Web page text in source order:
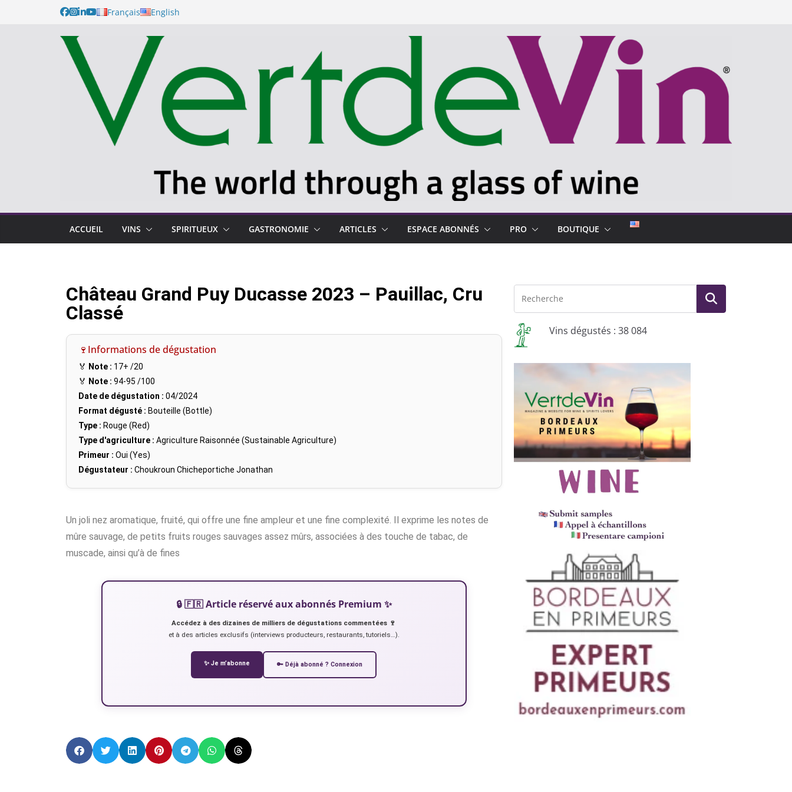
Français English
ACCUEIL VINS SPIRITUEUX GASTRONOMIE ARTICLES ESPACE ABONNÉS PRO BOUTIQUE
Château Grand Puy Ducasse 2023 – Pauillac, Cru
Classé
🍷Informations de dégustation
🏅 Note : 17+ /20
🏅 Note : 94-95 /100
Date de dégustation : 04/2024
Format dégusté : Bouteille (Bottle)
Type : Rouge (Red)
Type d'agriculture : Agriculture Raisonnée (Sustainable Agriculture)
Primeur : Oui (Yes)
Dégustateur : Choukroun Chicheportiche Jonathan
Un joli nez aromatique, fruité, qui offre une fine ampleur et une fine complexité. Il exprime les notes de
mûre sauvage, de petits fruits rouges sauvages assez mûrs, associées à des touche de tabac, de
muscade, ainsi qu’à de fines
🔒 🇫🇷 Article réservé aux abonnés Premium ✨
Accédez à des dizaines de milliers de dégustations commentées 🍷
et à des articles exclusifs (interviews producteurs, restaurants, tutoriels…).
✨ Je m’abonne 🔑 Déjà abonné ? Connexion
Vins dégustés : 38 084